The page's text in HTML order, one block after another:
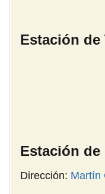
Estación de
Estación de
Dirección: Martín